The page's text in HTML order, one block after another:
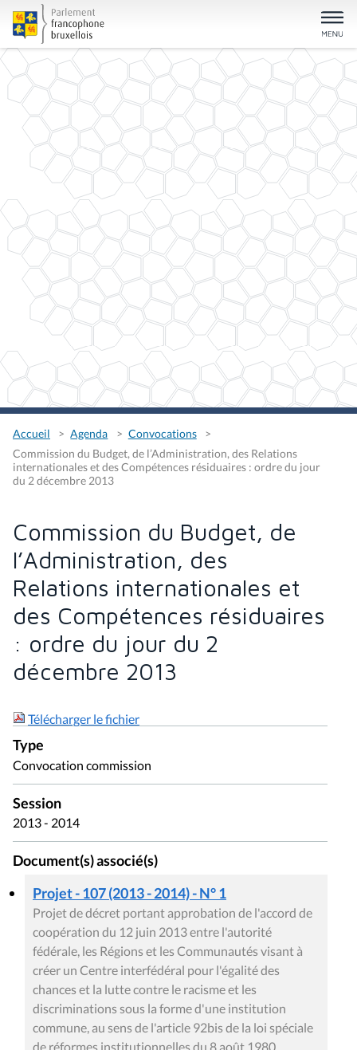
Accueil Agenda
Convocations
Commission du Budget, de l’Administration, des Relations
internationales et des Compétences résiduaires : ordre du jour
du 2 décembre 2013
Commission du Budget, de
l’Administration, des
Relations internationales et
des Compétences résiduaires
: ordre du jour du 2
décembre 2013
Télécharger le fichier
Type
Convocation commission
Session
2013 - 2014
Document(s) associé(s)
Projet - 107 (2013 - 2014) - N° 1
Projet de décret portant approbation de l'accord de
coopération du 12 juin 2013 entre l'autorité
fédérale, les Régions et les Communautés visant à
créer un Centre interfédéral pour l'égalité des
chances et la lutte contre le racisme et les
discriminations sous la forme d'une institution
commune, au sens de l'article 92bis de la loi spéciale
de réformes institutionnelles du 8 août 1980